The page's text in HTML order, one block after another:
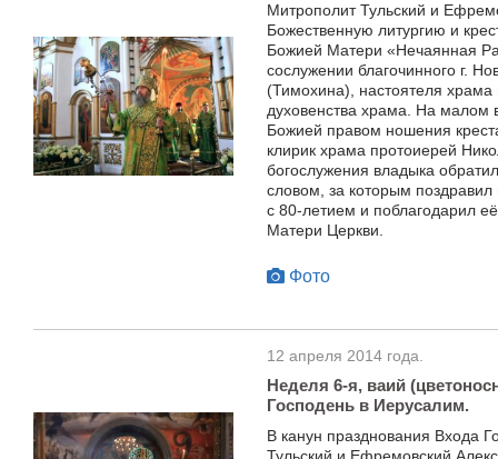
Митрополит Тульский и
Божественную литургию и
Божией Матери «Нечаянная
сослужении благочинного г.
(Тимохина), настоятеля
духовенства храма. На малом
Божией правом ношения
клирик храма протоиерей
богослужения владыка
словом, за которым
с 80-летием и поблагодарил
Матери Церкви.
Фото
12 апреля 2014 года.
Неделя 6-я, ваий
Господень в Иерусалим.
В канун празднования Входа